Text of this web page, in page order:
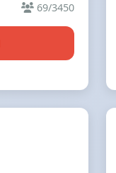
69/3450